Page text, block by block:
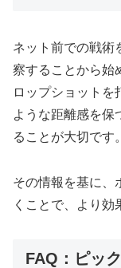
ネット前での戦術
察することから始
ロップショットを
ような距離感を保
ることが大切です。
その情報を基に、
くことで、より効
FAQ：ピッ